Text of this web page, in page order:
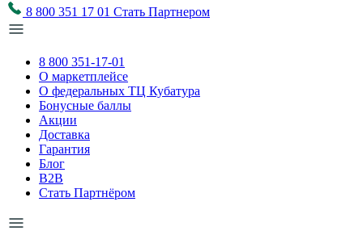
8 800 351 17 01 Стать Партнером
8 800 351-17-01
О маркетплейсе
О федеральных ТЦ Кубатура
Бонусные баллы
Акции
Доставка
Гарантия
Блог
B2B
Стать Партнёром